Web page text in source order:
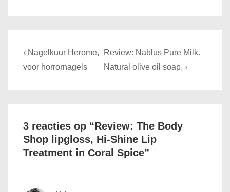
Bericht
navigatie
Previous
Post
‹ Nagelkuur Herome,
voor horrornagels
Next
Post
Review: Nablus Pure Milk.
Natural olive oil soap. ›
3 reacties op “Review: The Body
Shop lipgloss, Hi-Shine Lip
Treatment in Coral Spice”